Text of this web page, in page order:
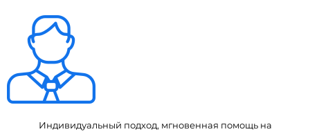
Индивидуальный подход, мгновенная помощь на